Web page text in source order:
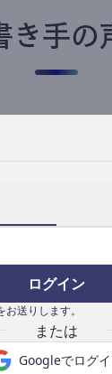
ログイン
送りします。
Googleでログ
き手の
る場所です。